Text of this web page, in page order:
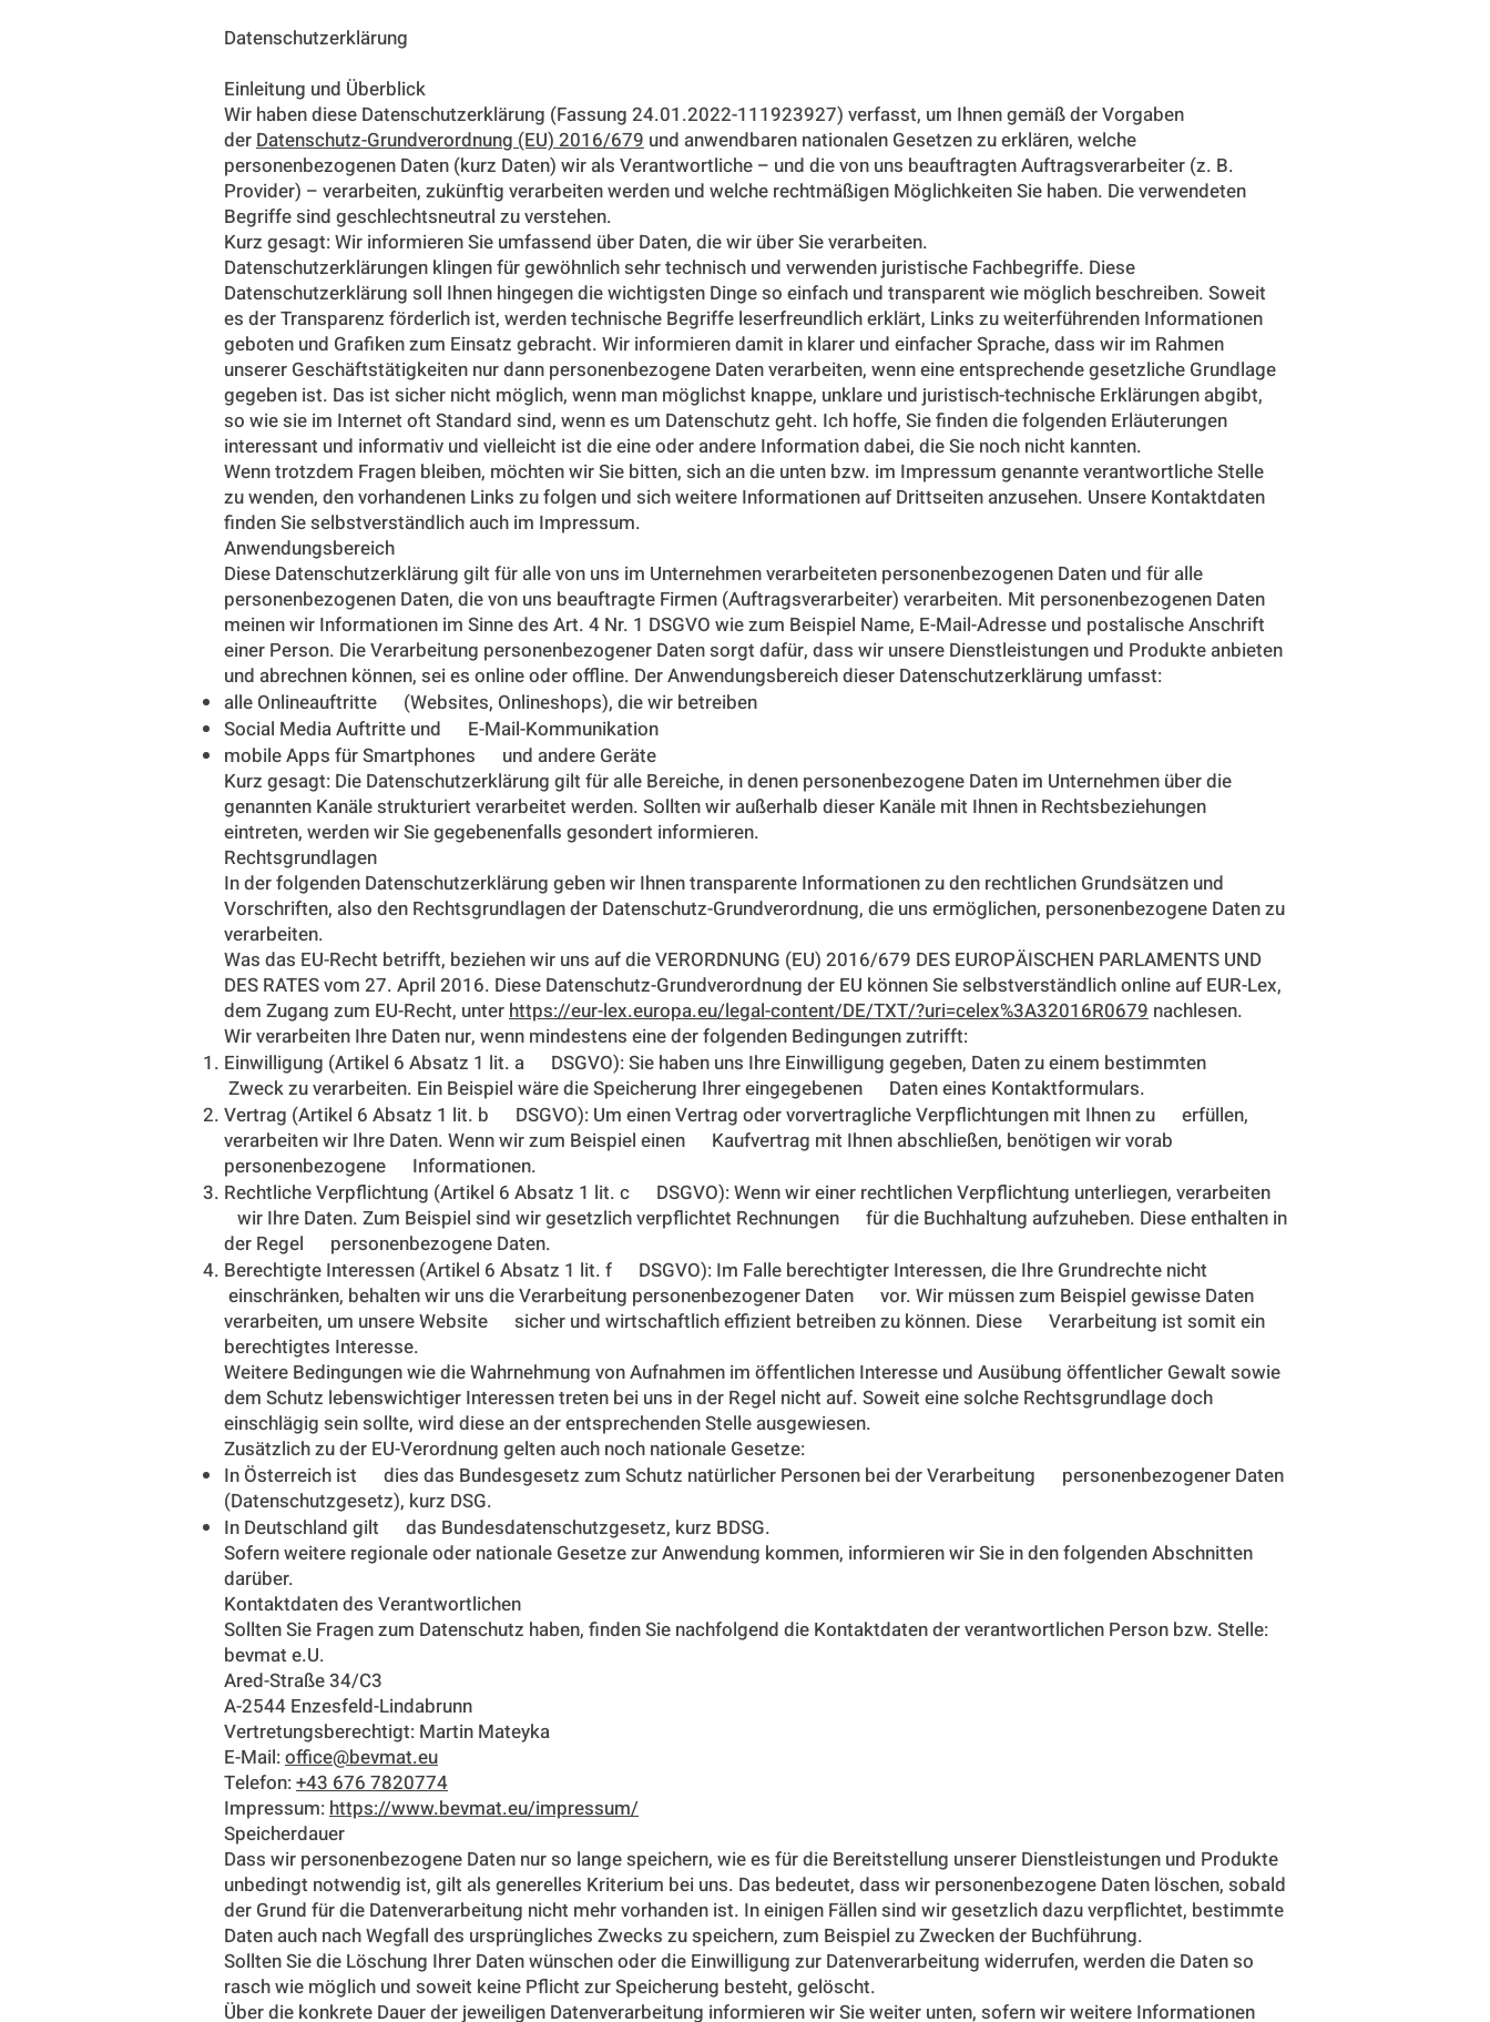
Datenschutzerklärung
Einleitung und Überblick
Wir haben diese Datenschutzerklärung (Fassung 24.01.2022-111923927) verfasst, um Ihnen gemäß der Vorgaben
derDatenschutz-Grundverordnung (EU) 2016/679 und anwendbaren nationalen Gesetzen zu erklären, welche
personenbezogenen Daten (kurz Daten) wir als Verantwortliche – und die von uns beauftragten Auftragsverarbeiter (z. B.
Provider) – verarbeiten, zukünftig verarbeiten werden und welche rechtmäßigen Möglichkeiten Sie haben. Die verwendeten
Begriffe sind geschlechtsneutral zu verstehen.
Kurz gesagt: Wir informieren Sie umfassend über Daten, die wir über Sie verarbeiten.
Datenschutzerklärungen klingen für gewöhnlich sehr technisch und verwenden juristische Fachbegriffe. Diese
Datenschutzerklärung soll Ihnen hingegen die wichtigsten Dinge so einfach und transparent wie möglich beschreiben. Soweit
es der Transparenz förderlich ist, werden technische Begriffe leserfreundlich erklärt, Links zu weiterführenden Informationen
geboten und Grafiken zum Einsatz gebracht. Wir informieren damit in klarer und einfacher Sprache, dass wir im Rahmen
unserer Geschäftstätigkeiten nur dann personenbezogene Daten verarbeiten, wenn eine entsprechende gesetzliche Grundlage
gegeben ist. Das ist sicher nicht möglich, wenn man möglichst knappe, unklare und juristisch-technische Erklärungen abgibt,
so wie sie im Internet oft Standard sind, wenn es um Datenschutz geht. Ich hoffe, Sie finden die folgenden Erläuterungen
interessant und informativ und vielleicht ist die eine oder andere Information dabei, die Sie noch nicht kannten.
Wenn trotzdem Fragen bleiben, möchten wir Sie bitten, sich an die unten bzw. im Impressum genannte verantwortliche Stelle
zu wenden, den vorhandenen Links zu folgen und sich weitere Informationen auf Drittseiten anzusehen. Unsere Kontaktdaten
finden Sie selbstverständlich auch im Impressum.
Anwendungsbereich
Diese Datenschutzerklärung gilt für alle von uns im Unternehmen verarbeiteten personenbezogenen Daten und für alle
personenbezogenen Daten, die von uns beauftragte Firmen (Auftragsverarbeiter) verarbeiten. Mit personenbezogenen Daten
meinen wir Informationen im Sinne des Art. 4 Nr. 1 DSGVO wie zum Beispiel Name, E-Mail-Adresse und postalische Anschrift
einer Person. Die Verarbeitung personenbezogener Daten sorgt dafür, dass wir unsere Dienstleistungen und Produkte anbieten
und abrechnen können, sei es online oder offline. Der Anwendungsbereich dieser Datenschutzerklärung umfasst:
alle Onlineauftritte (Websites, Onlineshops), die wir betreiben
Social Media Auftritte und E-Mail-Kommunikation
mobile Apps für Smartphones und andere Geräte
Kurz gesagt: Die Datenschutzerklärung gilt für alle Bereiche, in denen personenbezogene Daten im Unternehmen über die
genannten Kanäle strukturiert verarbeitet werden. Sollten wir außerhalb dieser Kanäle mit Ihnen in Rechtsbeziehungen
eintreten, werden wir Sie gegebenenfalls gesondert informieren.
Rechtsgrundlagen
In der folgenden Datenschutzerklärung geben wir Ihnen transparente Informationen zu den rechtlichen Grundsätzen und
Vorschriften, also den Rechtsgrundlagen der Datenschutz-Grundverordnung, die uns ermöglichen, personenbezogene Daten zu
verarbeiten.
Was das EU-Recht betrifft, beziehen wir uns auf die VERORDNUNG (EU) 2016/679 DES EUROPÄISCHEN PARLAMENTS UND
DES RATES vom 27. April 2016. Diese Datenschutz-Grundverordnung der EU können Sie selbstverständlich online auf EUR-Lex,
dem Zugang zum EU-Recht, unterhttps://eur-lex.europa.eu/legal-content/DE/TXT/?uri=celex%3A32016R0679 nachlesen.
Wir verarbeiten Ihre Daten nur, wenn mindestens eine der folgenden Bedingungen zutrifft:
Einwilligung (Artikel 6 Absatz 1 lit. a DSGVO): Sie haben uns Ihre Einwilligung gegeben, Daten zu einem bestimmten
Zweck zu verarbeiten. Ein Beispiel wäre die Speicherung Ihrer eingegebenen Daten eines Kontaktformulars.
Vertrag (Artikel 6 Absatz 1 lit. b DSGVO): Um einen Vertrag oder vorvertragliche Verpflichtungen mit Ihnen zu erfüllen,
verarbeiten wir Ihre Daten. Wenn wir zum Beispiel einen Kaufvertrag mit Ihnen abschließen, benötigen wir vorab
personenbezogene Informationen.
Rechtliche Verpflichtung (Artikel 6 Absatz 1 lit. c DSGVO): Wenn wir einer rechtlichen Verpflichtung unterliegen, verarbeiten
wir Ihre Daten. Zum Beispiel sind wir gesetzlich verpflichtet Rechnungen für die Buchhaltung aufzuheben. Diese enthalten in
der Regel personenbezogene Daten.
Berechtigte Interessen (Artikel 6 Absatz 1 lit. f DSGVO): Im Falle berechtigter Interessen, die Ihre Grundrechte nicht
einschränken, behalten wir uns die Verarbeitung personenbezogener Daten vor. Wir müssen zum Beispiel gewisse Daten
verarbeiten, um unsere Website sicher und wirtschaftlich effizient betreiben zu können. Diese Verarbeitung ist somit ein
berechtigtes Interesse.
Weitere Bedingungen wie die Wahrnehmung von Aufnahmen im öffentlichen Interesse und Ausübung öffentlicher Gewalt sowie
dem Schutz lebenswichtiger Interessen treten bei uns in der Regel nicht auf. Soweit eine solche Rechtsgrundlage doch
einschlägig sein sollte, wird diese an der entsprechenden Stelle ausgewiesen.
Zusätzlich zu der EU-Verordnung gelten auch noch nationale Gesetze:
In Österreich ist dies das Bundesgesetz zum Schutz natürlicher Personen bei der Verarbeitung personenbezogener Daten
(Datenschutzgesetz), kurz DSG.
In Deutschland gilt das Bundesdatenschutzgesetz, kurz BDSG.
Sofern weitere regionale oder nationale Gesetze zur Anwendung kommen, informieren wir Sie in den folgenden Abschnitten
darüber.
Kontaktdaten des Verantwortlichen
Sollten Sie Fragen zum Datenschutz haben, finden Sie nachfolgend die Kontaktdaten der verantwortlichen Person bzw. Stelle:
bevmat e.U.
Ared-Straße 34/C3
A-2544 Enzesfeld-Lindabrunn
Vertretungsberechtigt: Martin Mateyka
E-Mail:office@bevmat.eu
Telefon:+43 676 7820774
Impressum:https://www.bevmat.eu/impressum/
Speicherdauer
Dass wir personenbezogene Daten nur so lange speichern, wie es für die Bereitstellung unserer Dienstleistungen und Produkte
unbedingt notwendig ist, gilt als generelles Kriterium bei uns. Das bedeutet, dass wir personenbezogene Daten löschen, sobald
der Grund für die Datenverarbeitung nicht mehr vorhanden ist. In einigen Fällen sind wir gesetzlich dazu verpflichtet, bestimmte
Daten auch nach Wegfall des ursprüngliches Zwecks zu speichern, zum Beispiel zu Zwecken der Buchführung.
Sollten Sie die Löschung Ihrer Daten wünschen oder die Einwilligung zur Datenverarbeitung widerrufen, werden die Daten so
rasch wie möglich und soweit keine Pflicht zur Speicherung besteht, gelöscht.
Über die konkrete Dauer der jeweiligen Datenverarbeitung informieren wir Sie weiter unten, sofern wir weitere Informationen